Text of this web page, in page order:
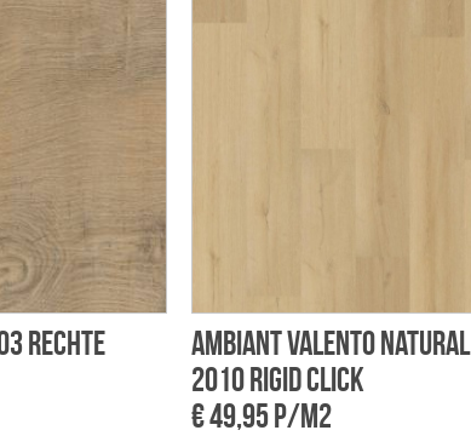
rechte
Ambiant Valento natural
2010 Rigid click
€ 49,95 p/m2